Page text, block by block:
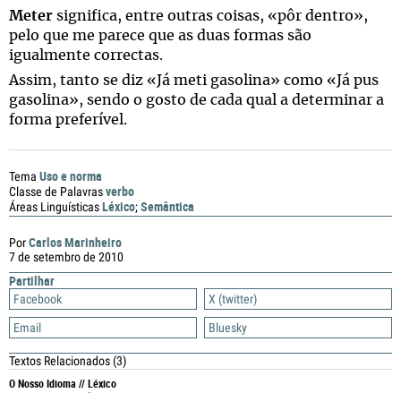
PorCarlos Marinheiro
7 de setembro de 2010
Partilhar
Facebook
X (twitter)
Email
Bluesky
Textos Relacionados(3)
O Nosso Idioma // Léxico
Meter significa, entre outras coisas, «pôr dentro»,
pelo que me parece que as duas formas são
igualmente correctas.
Assim, tanto se diz «Já meti gasolina» como «Já pus
gasolina», sendo o gosto de cada qual a determinar a
forma preferível.
Tema Uso e norma
Classe de Palavrasverbo
Áreas LinguísticasLéxico;Semântica